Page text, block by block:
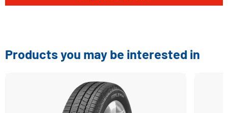
Products you may be interested in